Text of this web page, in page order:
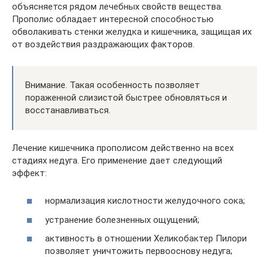
объясняется рядом лечебных свойств вещества.
Прополис обладает интересной способностью
обволакивать стенки желудка и кишечника, защищая их
от воздействия раздражающих факторов.
Внимание. Такая особенность позволяет
пораженной слизистой быстрее обновляться и
восстанавливаться.
Лечение кишечника прополисом действенно на всех
стадиях недуга. Его применение дает следующий
эффект:
нормализация кислотности желудочного сока;
устранение болезненных ощущений;
активность в отношении Хеликобактер Пилори
позволяет уничтожить первооснову недуга;